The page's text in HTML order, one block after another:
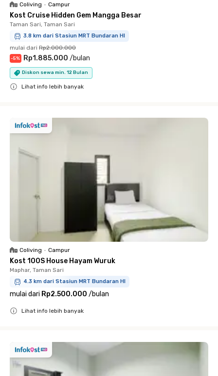
Coliving • Campur
Kost Cruise Hidden Gem Mangga Besar
Taman Sari, Taman Sari
3.8 km dari Stasiun MRT Bundaran HI
mulai dari Rp2.000.000
-5% Rp1.885.000 /bulan
Diskon sewa min. 12 Bulan
Lihat info lebih banyak
Coliving • Campur
Kost 100S House Hayam Wuruk
Maphar, Taman Sari
4.3 km dari Stasiun MRT Bundaran HI
mulai dari Rp2.500.000 /bulan
Lihat info lebih banyak